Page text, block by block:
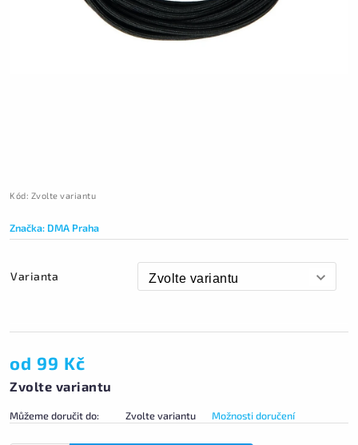
Kód: Zvolte variantu
Značka: DMA Praha
Varianta
od 99 Kč
Zvolte variantu
Můžeme doručit do: Zvolte variantu Možnosti doručení